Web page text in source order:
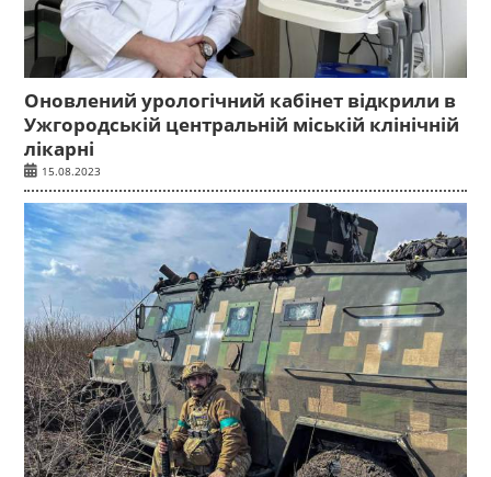
Оновлений урологічний кабінет відкрили в
Ужгородській центральній міській клінічній
лікарні
15.08.2023